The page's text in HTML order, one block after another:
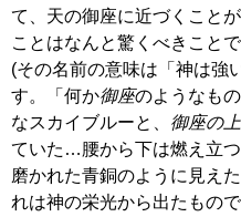
て、天の御座に近づくこと
ことはなんと驚くべきこと
(その名前の意味は「神は強
す。「何か御座のようなも
なスカイブルーと、 御座の
ていた…腰から下は燃え立
磨かれた青銅のように見え
れは神の栄光から出たもの